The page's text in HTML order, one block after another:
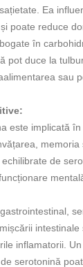
Ea
poate reduce
în
pot duce la
sau
este implicată
memoria
echilibrate de
inflamatorii.
serotonină